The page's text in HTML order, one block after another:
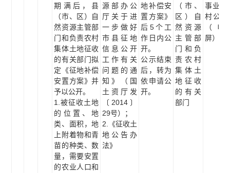
期满后，县
（市、区）自
然资源主管部
门和负责农村
集体土地征收
的有关部门拟
定《征地补偿
安置方案》并
予以公开。
1.被征收土地
的位置、地
类、面积，地
上附着物和青
苗的种类、数
量，需要安置
的农业人口和
源部办公
厅关于进
一步做好
市县征地
信息公开
工作有关
问题的通
知》（国
土资厅发
〔2014〕
29号）；
2.《征收土
地公告办
法》
地补偿安
置方案》
后5个工
作日内公
开。
公示结束
后，转为
依申请公
开。
（市、
区）自
然资源
主管部
门和负
责农村
集体土
地征收
的有关
部门
事业单
村公
（电
屏）